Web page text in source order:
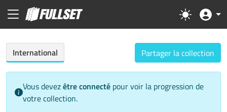
International Partager la collection
Vous devezêtre connecté pour voir la progression de
votre collection.